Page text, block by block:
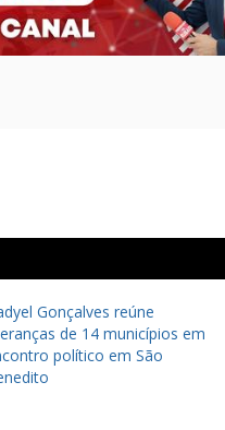
Gonçalves reúne
de 14 municípios em
político em São